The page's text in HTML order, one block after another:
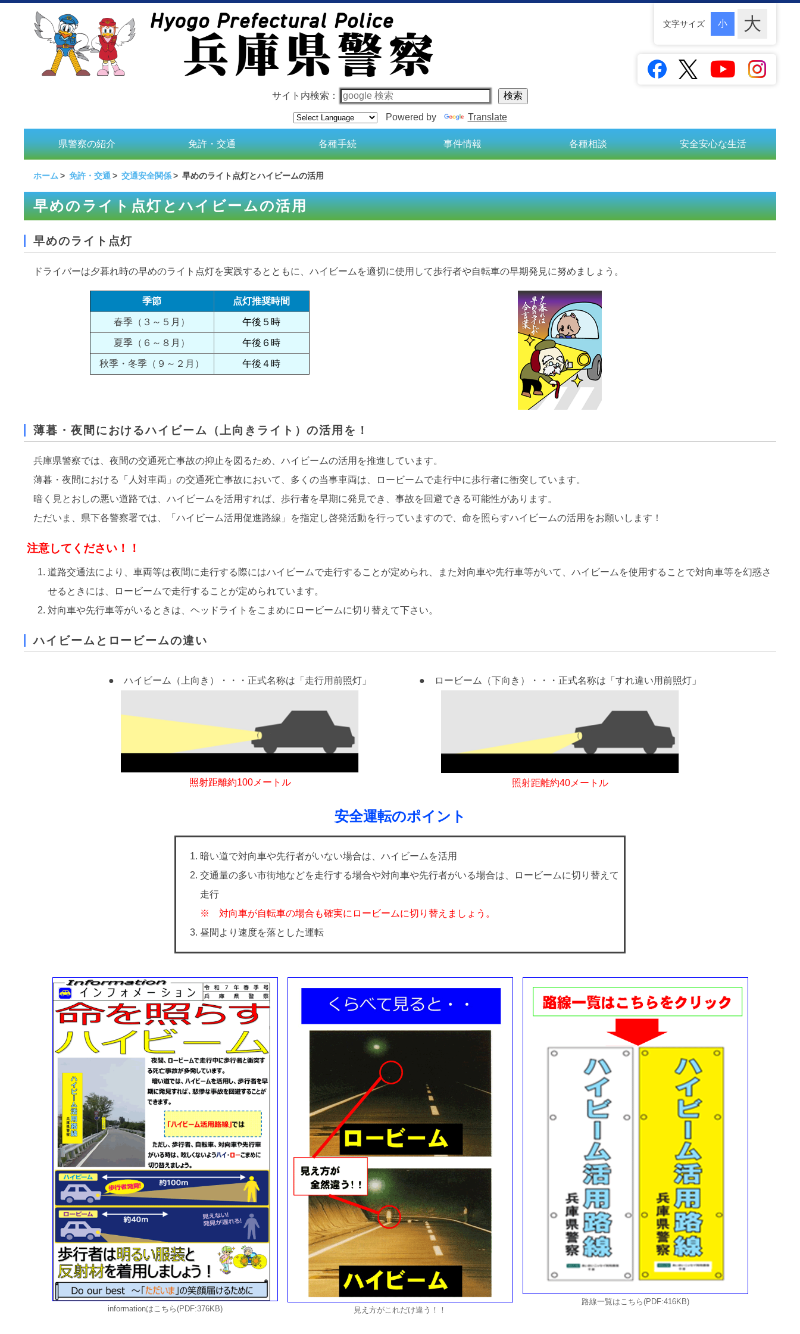
文字サイズ
サイト内検索：
Powered by Translate
県警察の紹介 免許・交通 各種手続 事件情報 各種相談 安全安心な生活
ホーム 免許・交通 交通安全関係 早めのライト点灯とハイビームの活用
早めのライト点灯とハイビームの活用
早めのライト点灯
ドライバーは夕暮れ時の早めのライト点灯を実践するとともに、ハイビームを適切に使用して歩行者や自転車の早期発見に努めましょう。
季節 点灯推奨時間
春季（３～５月） 午後５時
夏季（６～８月） 午後６時
秋季・冬季（９～２月） 午後４時
薄暮・夜間におけるハイビーム（上向きライト）の活用を！
兵庫県警察では、夜間の交通死亡事故の抑止を図るため、ハイビームの活用を推進しています。
薄暮・夜間における「人対車両」の交通死亡事故において、多くの当事車両は、ロービームで走行中に歩行者に衝突しています。
暗く見とおしの悪い道路では、ハイビームを活用すれば、歩行者を早期に発見でき、事故を回避できる可能性があります。
ただいま、県下各警察署では、「ハイビーム活用促進路線」を指定し啓発活動を行っていますので、命を照らすハイビームの活用をお願いします！
注意してください！！
道路交通法により、車両等は夜間に走行する際にはハイビームで走行することが定められ、また対向車や先行車等がいて、ハイビームを使用することで対向車等を幻惑さ
せるときには、ロービームで走行することが定められています。
対向車や先行車等がいるときは、ヘッドライトをこまめにロービームに切り替えて下さい。
ハイビームとロービームの違い
● ハイビーム（上向き）・・・正式名称は「走行用前照灯」
照射距離約100メートル
● ロービーム（下向き）・・・正式名称は「すれ違い用前照灯」
照射距離約40メートル
安全運転のポイント
暗い道で対向車や先行者がいない場合は、ハイビームを活用
交通量の多い市街地などを走行する場合や対向車や先行者がいる場合は、ロービームに切り替えて
走行
※ 対向車が自転車の場合も確実にロービームに切り替えましょう。
昼間より速度を落とした運転
informationはこちら(PDF:376KB) 見え方がこれだけ違う！！
路線一覧はこちら(PDF:416KB)